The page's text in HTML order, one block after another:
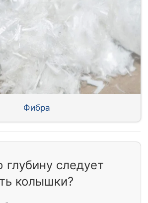
Фибра
глубину следует
колышки?